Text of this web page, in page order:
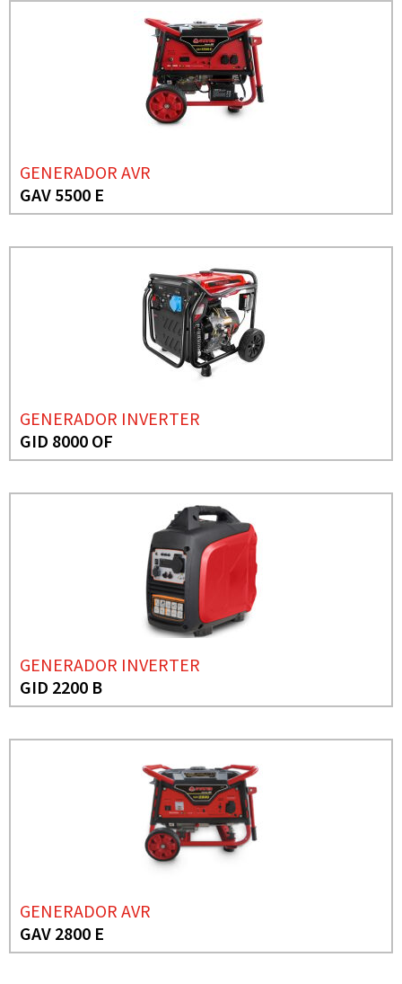
GENERADOR AVR
GAV 5500 E
GENERADOR INVERTER
GID 8000 OF
GENERADOR INVERTER
GID 2200 B
GENERADOR AVR
GAV 2800 E